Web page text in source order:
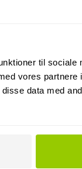
til sociale
vores partnere
data med
i
hjælper